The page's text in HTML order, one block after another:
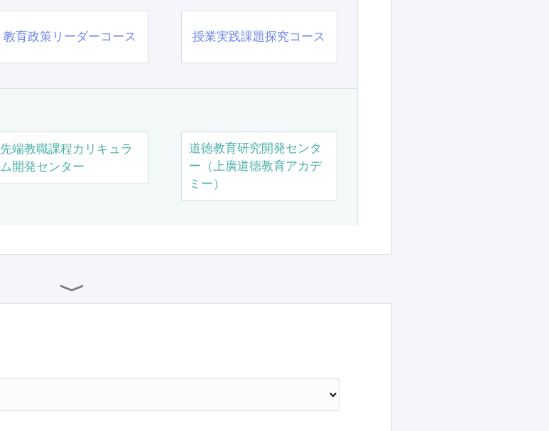
教育政策リーダーコース 授業実践課題探究コース
先端教職課程カリキュラ
ム開発センター
道徳教育研究開発センタ
ー（上廣道徳教育アカデ
ミー）